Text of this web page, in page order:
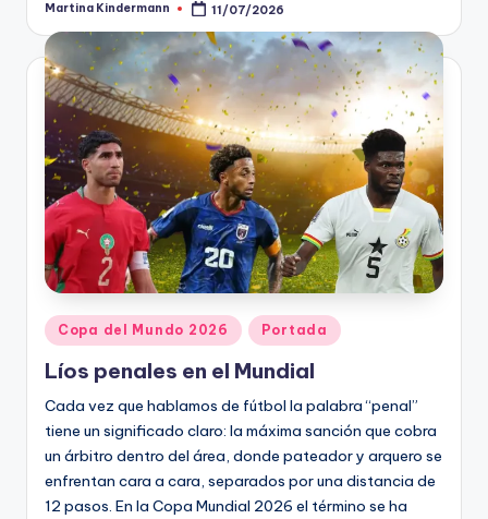
Publicado
Martina Kindermann 11/07/2026
Publicado
en
Copa del Mundo 2026 Portada
Líos penales en el Mundial
Cada vez que hablamos de fútbol la palabra “penal”
tiene un significado claro: la máxima sanción que cobra
un árbitro dentro del área, donde pateador y arquero se
enfrentan cara a cara, separados por una distancia de
12 pasos. En la Copa Mundial 2026 el término se ha